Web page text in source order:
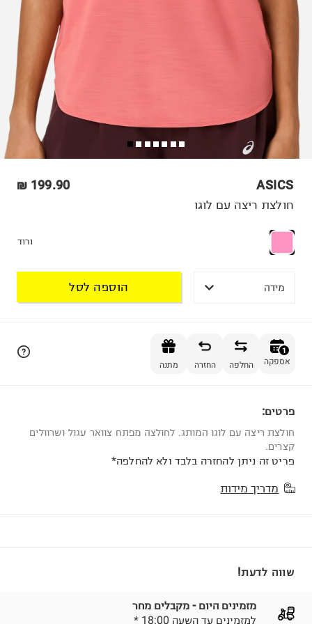
ASICS
199.90 ₪
חולצת ריצה עם לוגו
ורוד
מידה הוספה לסל
1
אספקה החלפה החזרה מתנה
פרטים:
חולצת ריצה עם לוגו המותג. לחולצה מפתח צוואר עגול ושרוולים
קצרים.
פריט זה ניתן להחזרה בלבד ולא להחלפה*
מדריך מידות
שווה לדעת!